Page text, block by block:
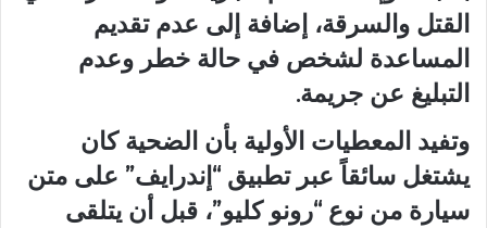
القتل والسرقة، إضافة إلى عدم تقديم
المساعدة لشخص في حالة خطر وعدم
التبليغ عن جريمة.
وتفيد المعطيات الأولية بأن الضحية كان
يشتغل سائقاً عبر تطبيق “إندرايف” على متن
سيارة من نوع “رونو كليو”، قبل أن يتلقى